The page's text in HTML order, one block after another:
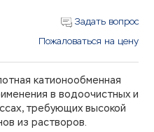
Задать вопрос
Пожаловаться на цену
катионообменная
в водоочистных и
требующих высокой
из растворов.